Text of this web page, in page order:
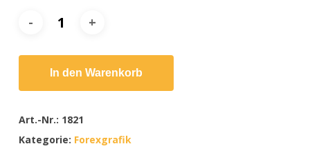
In den Warenkorb
Art.-Nr.: 1821
Kategorie: Forexgrafik